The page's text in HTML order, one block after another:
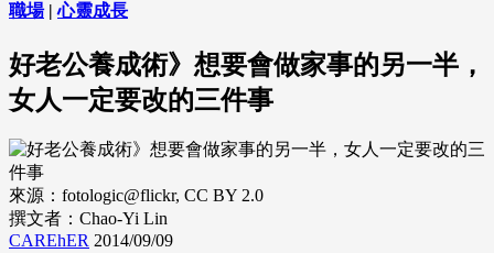
職場|心靈成長
好老公養成術》想要會做家事的另一半，
女人一定要改的三件事
來源：fotologic@flickr, CC BY 2.0
撰文者：Chao-Yi Lin
CAREhER 2014/09/09